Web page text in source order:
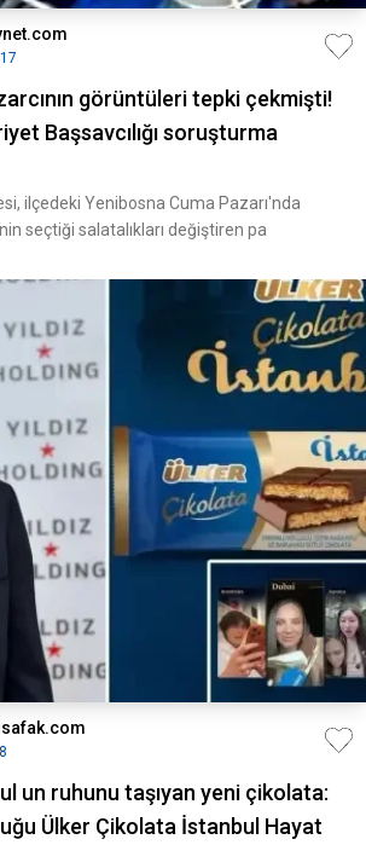
görüntüleri tepki çekmişti!
Başsavcılığı soruşturma
ilçedeki Yenibosna Cuma Pazarı'nda
seçtiği salatalıkları değiştiren pa
un ruhunu taşıyan yeni çikolata:
Ülker Çikolata İstanbul Hayat